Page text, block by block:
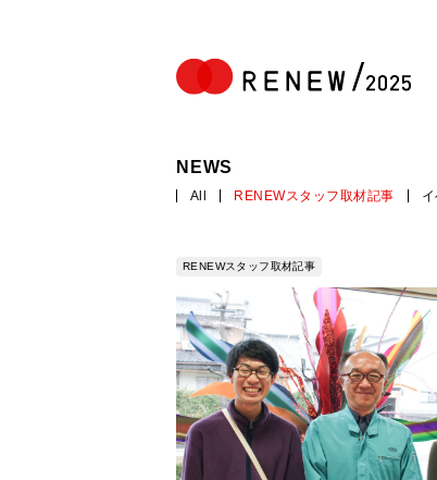
NEWS
All RENEWスタッフ取材記事
RENEWスタッフ取材記事